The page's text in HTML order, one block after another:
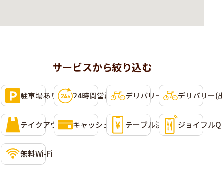
サービスから絞り込む
利用可能なサービス
選択して条件に含めることができます。複数選択可。
駐車場あり 24時間営業 デリバリー(Uber Eats)
デリバリー(
テイクアウト キャッシュレス決済テーブル決済 ジョイフル
無料Wi-Fi